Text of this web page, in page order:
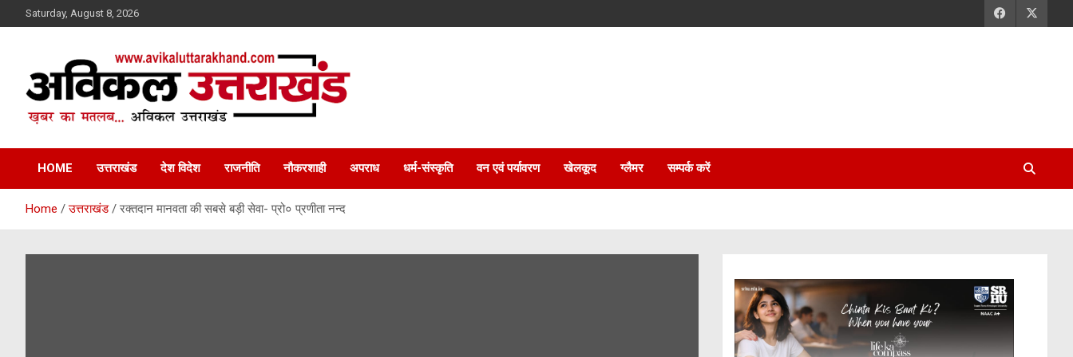
to
Saturday, August 8, 2026
Avikal Uttarakhand
HOME उत्तराखंड देश विदेश राजनीति नौकरशाही अपराध धर्म-संस्कृति वन एवं पर्यावरण खेलकूद ग्लैमर सम्पर्क करें
Home उत्तराखंड रक्तदान मानवता की सबसे बड़ी सेवा- प्रो० प्रणीता नन्द